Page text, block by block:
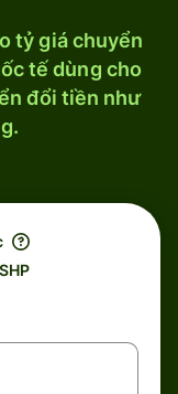
tỷ giá chuyển
tế dùng cho
đổi tiền như